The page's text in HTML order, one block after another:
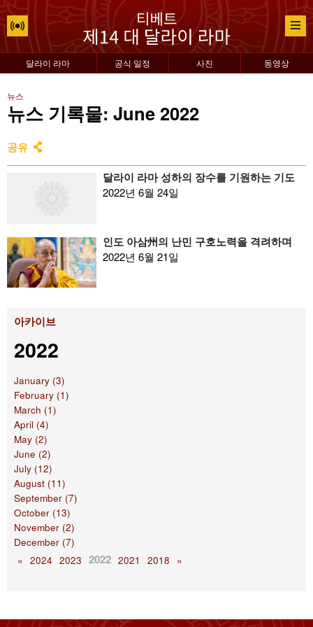
달라이 라마 공식 일정 사진 동영상
뉴스
뉴스 기록물: June 2022
공유
달라이 라마 성하의 장수를 기원하는 기도
2022년 6월 24일
인도 아삼州의 난민 구호노력을 격려하며
2022년 6월 21일
아카이브
2022
January (3)
February (1)
March (1)
April (4)
May (2)
June (2)
July (12)
August (11)
September (7)
October (13)
November (2)
December (7)
« 2024 2023 2022 2021 2018 »